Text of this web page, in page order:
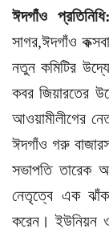
ঈদগাঁও প্রতিনিধি:
সাগর,ঈদগাঁও
নতুন কমিটির
কবর জিয়ারতের
আওয়ামীলীগের
ঈদগাঁও গরু
সভাপতি তারেক
নেতৃত্বে এক ঝাঁক
করেন। ইউনিয়ন ও